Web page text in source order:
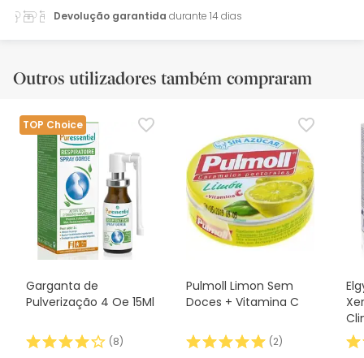
Devolução garantida durante 14 dias
Outros utilizadores também compraram
TOP Choice
Garganta de
Pulverização 4 Oe 15Ml
(8)
Pulmoll Limon Sem
Doces + Vitamina C
(2)